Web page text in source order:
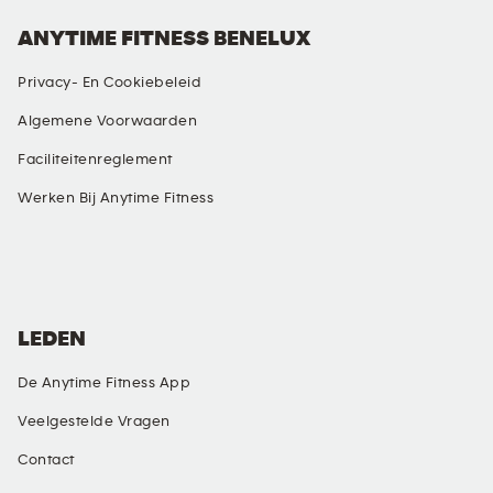
ANYTIME FITNESS BENELUX
Privacy- En Cookiebeleid
Algemene Voorwaarden
Faciliteitenreglement
Werken Bij Anytime Fitness
LEDEN
De Anytime Fitness App
Veelgestelde Vragen
Contact